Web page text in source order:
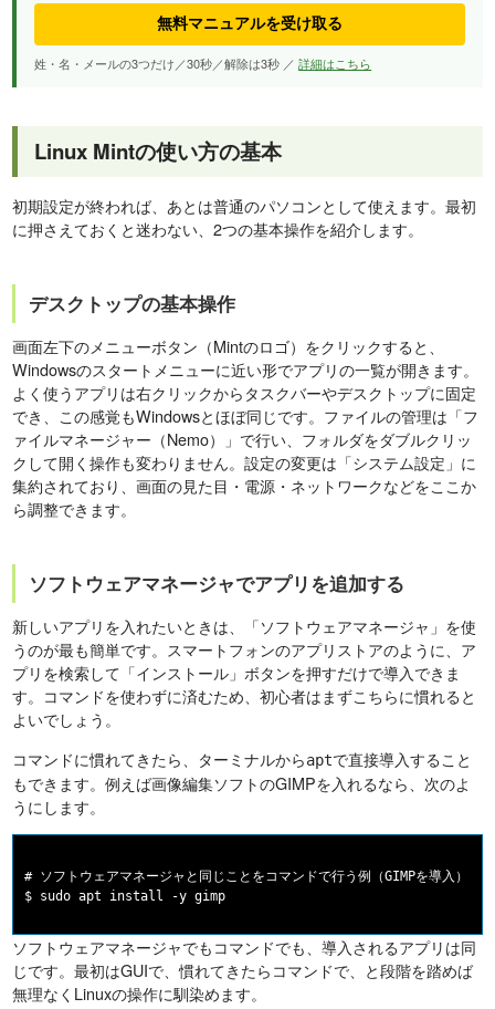
無料マニュアルを受け取る
姓・名・メールの3つだけ／30秒／解除は3秒 ／詳細はこちら
Linux Mintの使い方の基本
初期設定が終われば、あとは普通のパソコンとして使えます。最初
に押さえておくと迷わない、2つの基本操作を紹介します。
デスクトップの基本操作
画面左下のメニューボタン（Mintのロゴ）をクリックすると、
Windowsのスタートメニューに近い形でアプリの一覧が開きます。
よく使うアプリは右クリックからタスクバーやデスクトップに固定
でき、この感覚もWindowsとほぼ同じです。ファイルの管理は「フ
ァイルマネージャー（Nemo）」で行い、フォルダをダブルクリッ
クして開く操作も変わりません。設定の変更は「システム設定」に
集約されており、画面の見た目・電源・ネットワークなどをここか
ら調整できます。
ソフトウェアマネージャでアプリを追加する
新しいアプリを入れたいときは、「ソフトウェアマネージャ」を使
うのが最も簡単です。スマートフォンのアプリストアのように、ア
プリを検索して「インストール」ボタンを押すだけで導入できま
す。コマンドを使わずに済むため、初心者はまずこちらに慣れると
よいでしょう。
コマンドに慣れてきたら、ターミナルからaptで直接導入すること
もできます。例えば画像編集ソフトのGIMPを入れるなら、次のよ
うにします。
# ソフトウェアマネージャと同じことをコマンドで行う例（GIMPを導入）
ソフトウェアマネージャでもコマンドでも、導入されるアプリは同
じです。最初はGUIで、慣れてきたらコマンドで、と段階を踏めば
無理なくLinuxの操作に馴染めます。